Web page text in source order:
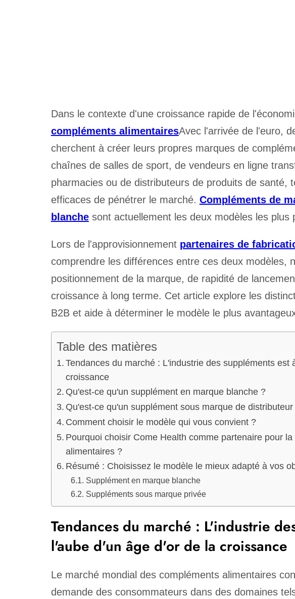
Dans le contexte d'une croissance rapide de
compléments alimentairesAvec l'arrivée de l'euro,
cherchent à créer leurs propres marques de
chaînes de salles de sport, de vendeurs en ligne
pharmacies ou de distributeurs de produits de santé,
efficaces de pénétrer le marché. Compléments de
blanchesont actuellement les deux modèles les plus
Lors de l'approvisionnement partenaires de
comprendre les différences entre ces deux modèles,
positionnement de la marque, de rapidité de
croissance à long terme. Cet article explore les
B2B et aide à déterminer le modèle le plus
Table des matières
Tendances du marché : L'industrie des suppléments est
croissance
Qu'est-ce qu'un supplément en marque blanche ?
Qu'est-ce qu'un supplément sous marque de distributeur
Comment choisir le modèle qui vous convient ?
Pourquoi choisir Come Health comme partenaire pour
alimentaires ?
Résumé : Choisissez le modèle le mieux adapté à vos
Supplément en marque blanche
Suppléments sous marque privée
Tendances du marché : L'industrie
l'aube d'un âge d'or de la croissance
Le marché mondial des compléments alimentaires
demande des consommateurs dans des domaines